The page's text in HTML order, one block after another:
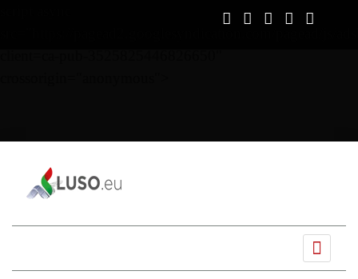
Ano
Mês
Próximo
Próximo